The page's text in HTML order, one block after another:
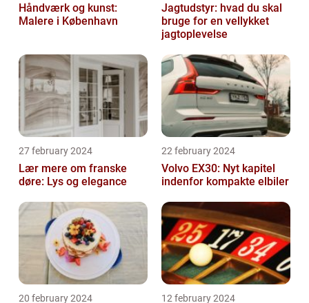
Håndværk og kunst:
Malere i København
Jagtudstyr: hvad du skal
bruge for en vellykket
jagtoplevelse
27 february 2024
Lær mere om franske
døre: Lys og elegance
22 february 2024
Volvo EX30: Nyt kapitel
indenfor kompakte elbiler
20 february 2024 12 february 2024